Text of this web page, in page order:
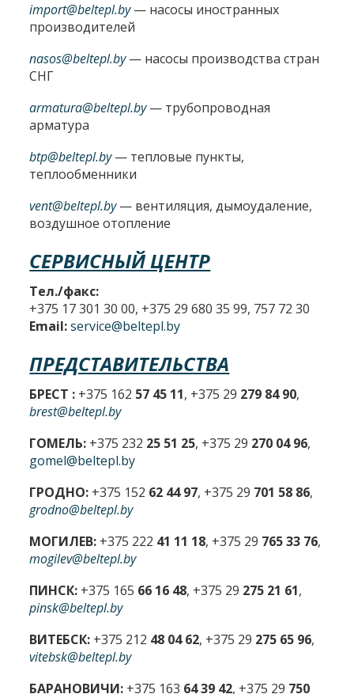
import@beltepl.by— насосы иностранных
производителей
nasos@beltepl.by— насосы производства стран
СНГ
armatura@beltepl.by— трубопроводная
арматура
btp@beltepl.by— тепловые пункты,
теплообменники
vent@beltepl.by— вентиляция, дымоудаление,
воздушное отопление
СЕРВИСНЫЙ ЦЕНТР
Тел./факс:
+375 17 301 30 00, +375 29 680 35 99, 757 72 30
Email: service@beltepl.by
ПРЕДСТАВИТЕЛЬСТВА
БРЕСТ : +375 162 57 45 11, +375 29 279 84 90,
brest@beltepl.by
ГОМЕЛЬ: +375 232 25 51 25, +375 29 270 04 96,
gomel@beltepl.by
ГРОДНО: +375 152 62 44 97, +375 29 701 58 86,
grodno@beltepl.by
МОГИЛЕВ: +375 222 41 11 18, +375 29 765 33 76,
mogilev@beltepl.by
ПИНСК: +375 165 66 16 48, +375 29 275 21 61,
pinsk@beltepl.by
ВИТЕБСК: +375 212 48 04 62, +375 29 275 65 96,
vitebsk@beltepl.by
БАРАНОВИЧИ: +375 163 64 39 42, +375 29 750